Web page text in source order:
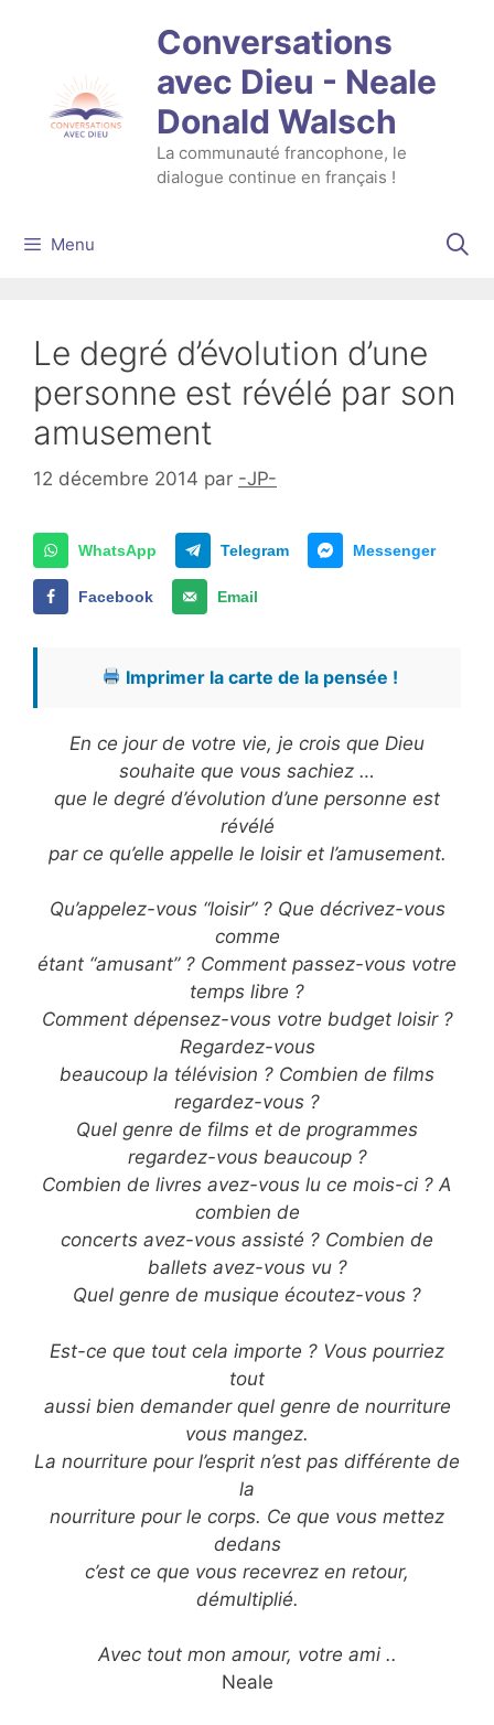
Conversations
avec Dieu - Neale
Donald Walsch
La communauté francophone, le
dialogue continue en français !
Menu
Le degré d’évolution d’une
personne est révélé par son
amusement
12 décembre 2014 par -JP-
WhatsApp Telegram Messenger
Facebook Email
Imprimer la carte de la pensée !
En ce jour de votre vie, je crois que Dieu
souhaite que vous sachiez …
que le degré d’évolution d’une personne est
révélé
par ce qu’elle appelle le loisir et l’amusement.
Qu’appelez-vous “loisir” ? Que décrivez-vous
comme
étant “amusant” ? Comment passez-vous votre
temps libre ?
Comment dépensez-vous votre budget loisir ?
Regardez-vous
beaucoup la télévision ? Combien de films
regardez-vous ?
Quel genre de films et de programmes
regardez-vous beaucoup ?
Combien de livres avez-vous lu ce mois-ci ? A
combien de
concerts avez-vous assisté ? Combien de
ballets avez-vous vu ?
Quel genre de musique écoutez-vous ?
Est-ce que tout cela importe ? Vous pourriez
tout
aussi bien demander quel genre de nourriture
vous mangez.
La nourriture pour l’esprit n’est pas différente de
la
nourriture pour le corps. Ce que vous mettez
dedans
c’est ce que vous recevrez en retour,
démultiplié.
Avec tout mon amour, votre ami ..
Neale